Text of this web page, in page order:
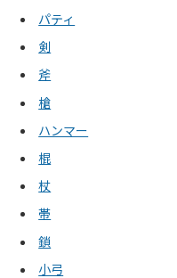
パティ
剣
斧
槍
ハンマー
棍
杖
帯
鎖
小弓